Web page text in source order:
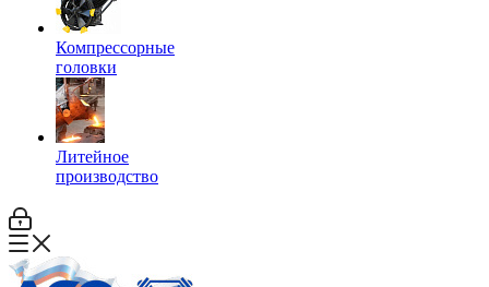
Компрессорные
головки
Литейное
производство